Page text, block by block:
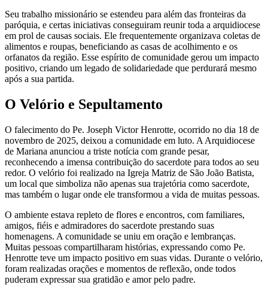
Seu trabalho missionário se estendeu para além das fronteiras da
paróquia, e certas iniciativas conseguiram reunir toda a arquidiocese
em prol de causas sociais. Ele frequentemente organizava coletas de
alimentos e roupas, beneficiando as casas de acolhimento e os
orfanatos da região. Esse espírito de comunidade gerou um impacto
positivo, criando um legado de solidariedade que perdurará mesmo
após a sua partida.
O Velório e Sepultamento
O falecimento do Pe. Joseph Victor Henrotte, ocorrido no dia 18 de
novembro de 2025, deixou a comunidade em luto. A Arquidiocese
de Mariana anunciou a triste notícia com grande pesar,
reconhecendo a imensa contribuição do sacerdote para todos ao seu
redor. O velório foi realizado na Igreja Matriz de São João Batista,
um local que simboliza não apenas sua trajetória como sacerdote,
mas também o lugar onde ele transformou a vida de muitas pessoas.
O ambiente estava repleto de flores e encontros, com familiares,
amigos, fiéis e admiradores do sacerdote prestando suas
homenagens. A comunidade se uniu em oração e lembranças.
Muitas pessoas compartilharam histórias, expressando como Pe.
Henrotte teve um impacto positivo em suas vidas. Durante o velório,
foram realizadas orações e momentos de reflexão, onde todos
puderam expressar sua gratidão e amor pelo padre.